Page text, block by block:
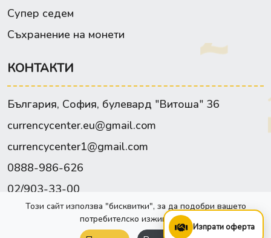
Супер седем
Съхранение на монети
КОНТАКТИ
България, София, булевард "Витоша" 36
currencycenter.eu@gmail.com
currencycenter1@gmail.com
0888-986-626
02/903-33-00
Facebook
Изпрати оферта
Този сайт използва "бисквитки", за да подобри вашето
потребителско изживяване.